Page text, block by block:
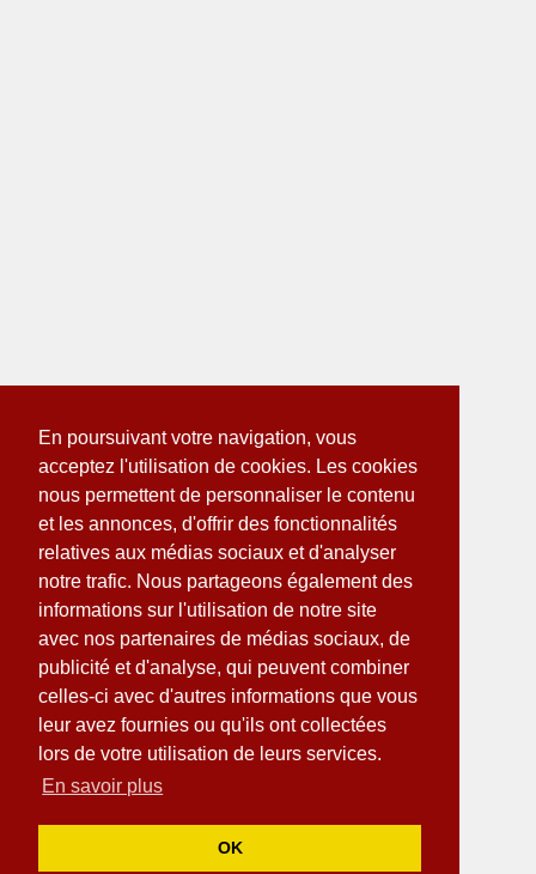
En poursuivant votre navigation, vous
acceptez l'utilisation de cookies. Les cookies
nous permettent de personnaliser le contenu
et les annonces, d'offrir des fonctionnalités
relatives aux médias sociaux et d'analyser
notre trafic. Nous partageons également des
informations sur l'utilisation de notre site
avec nos partenaires de médias sociaux, de
publicité et d'analyse, qui peuvent combiner
celles-ci avec d'autres informations que vous
leur avez fournies ou qu'ils ont collectées
lors de votre utilisation de leurs services.
En savoir plus
OK